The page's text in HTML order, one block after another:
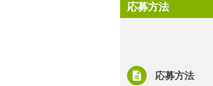
応募方法
応募方法